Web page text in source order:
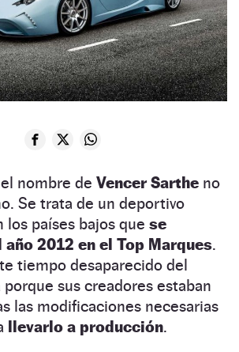
nombre de Vencer Sarthe no
Se trata de un deportivo
los países bajos que se
2012 en el Top Marques.
tiempo desaparecido del
sus creadores estaban
las modificaciones necesarias
llevarlo a producción.